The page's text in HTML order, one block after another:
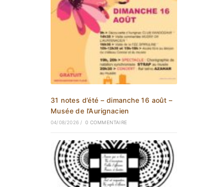
31 notes d’été – dimanche 16 août –
Musée de l’Aurignacien
04/08/2026 / 0 COMMENTAIRE